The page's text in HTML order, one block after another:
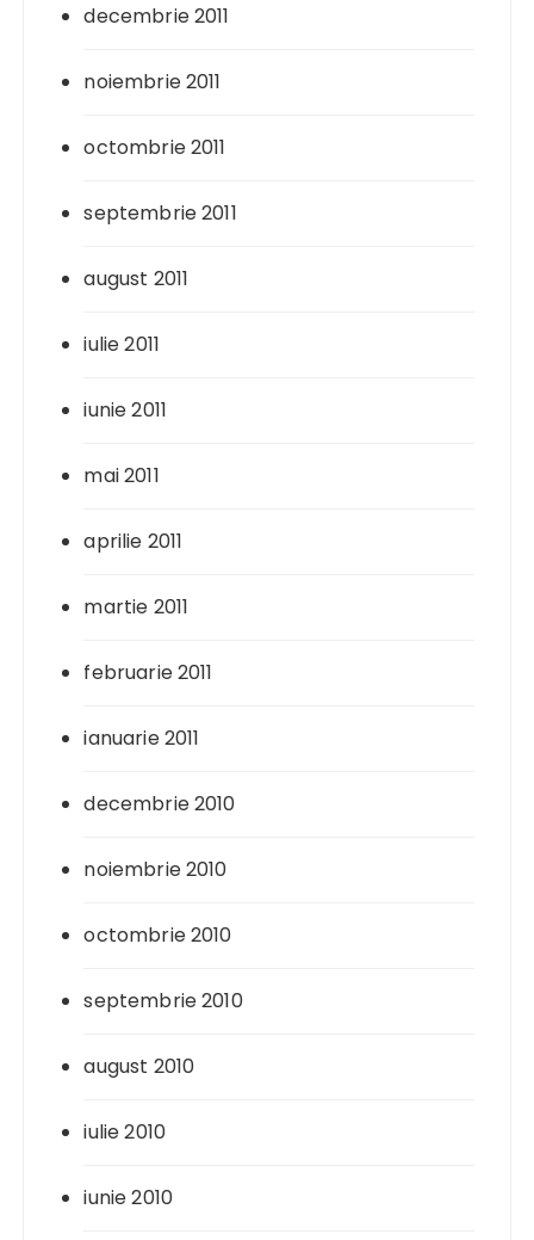
decembrie 2011
noiembrie 2011
octombrie 2011
septembrie 2011
august 2011
iulie 2011
iunie 2011
mai 2011
aprilie 2011
martie 2011
februarie 2011
ianuarie 2011
decembrie 2010
noiembrie 2010
octombrie 2010
septembrie 2010
august 2010
iulie 2010
iunie 2010